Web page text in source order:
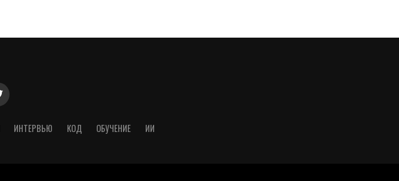
ИНТЕРВЬЮ КОД ОБУЧЕНИЕ ИИ